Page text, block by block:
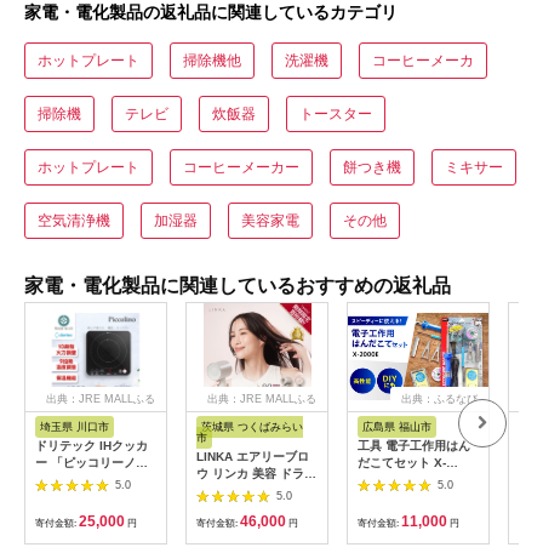
家電・電化製品の返礼品に関連しているカテゴリ
ホットプレート 掃除機他 洗濯機 コーヒーメーカ
掃除機 テレビ 炊飯器 トースター
ホットプレート コーヒーメーカー 餅つき機 ミキサー
空気清浄機 加湿器 美容家電 その他
家電・電化製品に関連しているおすすめの返礼品
出典：JRE MALLふる
さと納税
埼玉県 川口市
ドリテック IHクッカ
ー 「ピッコリーノ」
ブラック DI-
217BK【1642626】
5.0
寄付金額: 25,000 円
出典：JRE MALLふる
さと納税
茨城県 つくばみらい
市
LINKA エアリーブロ
ウ リンカ 美容 ドライ
ヤー ヘアケア 髪 エス
テ ギフト ラッピング
贈呈品 プレゼント 母
の日 母の日準備 母の
5.0
寄付金額: 46,000 円
出典：ふるなび
広島県 福山市
工具 電子工作用はん
だこてセット X-
2000E[BAEG004]工
5.0
寄付金額: 11,000 円